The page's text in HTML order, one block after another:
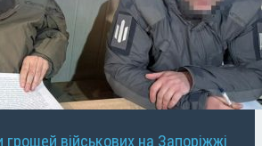
грошей військових на Запоріжжі